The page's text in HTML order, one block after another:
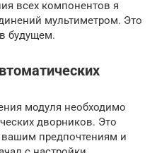
всех компонентов я
мультиметром. Это
будущем.
модуля необходимо
дворников. Это
вашим предпочтениям и